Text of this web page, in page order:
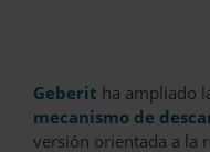
Geberit ha ampliado
mecanismo de
versión orientada a la